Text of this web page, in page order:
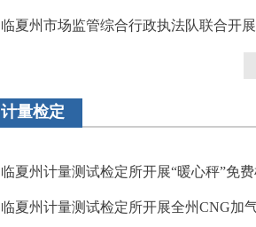
临夏州市场监管综合行政执法队联合开
计量检定
临夏州计量测试检定所开展“暖心秤”免
临夏州计量测试检定所开展全州CNG加